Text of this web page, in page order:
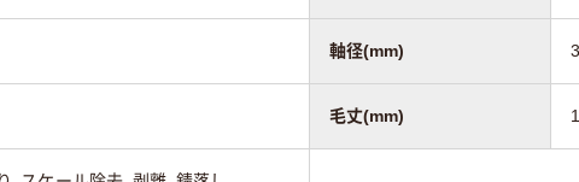
軸径(mm)
毛丈(mm)